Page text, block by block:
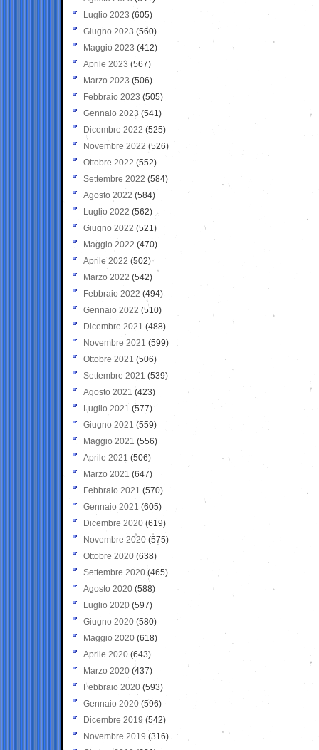
Luglio 2023 (605)
Giugno 2023 (560)
Maggio 2023 (412)
Aprile 2023 (567)
Marzo 2023 (506)
Febbraio 2023 (505)
Gennaio 2023 (541)
Dicembre 2022 (525)
Novembre 2022 (526)
Ottobre 2022 (552)
Settembre 2022 (584)
Agosto 2022 (584)
Luglio 2022 (562)
Giugno 2022 (521)
Maggio 2022 (470)
Aprile 2022 (502)
Marzo 2022 (542)
Febbraio 2022 (494)
Gennaio 2022 (510)
Dicembre 2021 (488)
Novembre 2021 (599)
Ottobre 2021 (506)
Settembre 2021 (539)
Agosto 2021 (423)
Luglio 2021 (577)
Giugno 2021(559)
Maggio 2021 (556)
Aprile 2021 (506)
Marzo 2021 (647)
Febbraio 2021 (570)
Gennaio 2021 (605)
Dicembre 2020 (619)
Novembre 2020 (575)
Ottobre 2020 (638)
Settembre 2020(465)
Agosto 2020 (588)
Luglio 2020 (597)
Giugno 2020 (580)
Maggio 2020 (618)
Aprile 2020 (643)
Marzo 2020 (437)
Febbraio 2020 (593)
Gennaio 2020 (596)
Dicembre 2019 (542)
Novembre 2019 (316)